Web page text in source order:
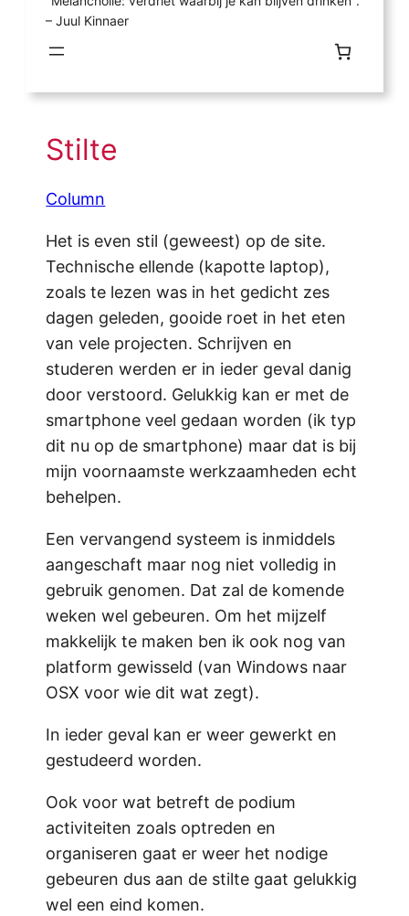
– Juul Kinnaer
Stilte
Column
Het is even stil (geweest) op de site.
Technische ellende (kapotte laptop),
zoals te lezen was in het gedicht zes
dagen geleden, gooide roet in het eten
van vele projecten. Schrijven en
studeren werden er in ieder geval danig
door verstoord. Gelukkig kan er met de
smartphone veel gedaan worden (ik typ
dit nu op de smartphone) maar dat is bij
mijn voornaamste werkzaamheden echt
behelpen.
Een vervangend systeem is inmiddels
aangeschaft maar nog niet volledig in
gebruik genomen. Dat zal de komende
weken wel gebeuren. Om het mijzelf
makkelijk te maken ben ik ook nog van
platform gewisseld (van Windows naar
OSX voor wie dit wat zegt).
In ieder geval kan er weer gewerkt en
gestudeerd worden.
Ook voor wat betreft de podium
activiteiten zoals optreden en
organiseren gaat er weer het nodige
gebeuren dus aan de stilte gaat gelukkig
wel een eind komen.